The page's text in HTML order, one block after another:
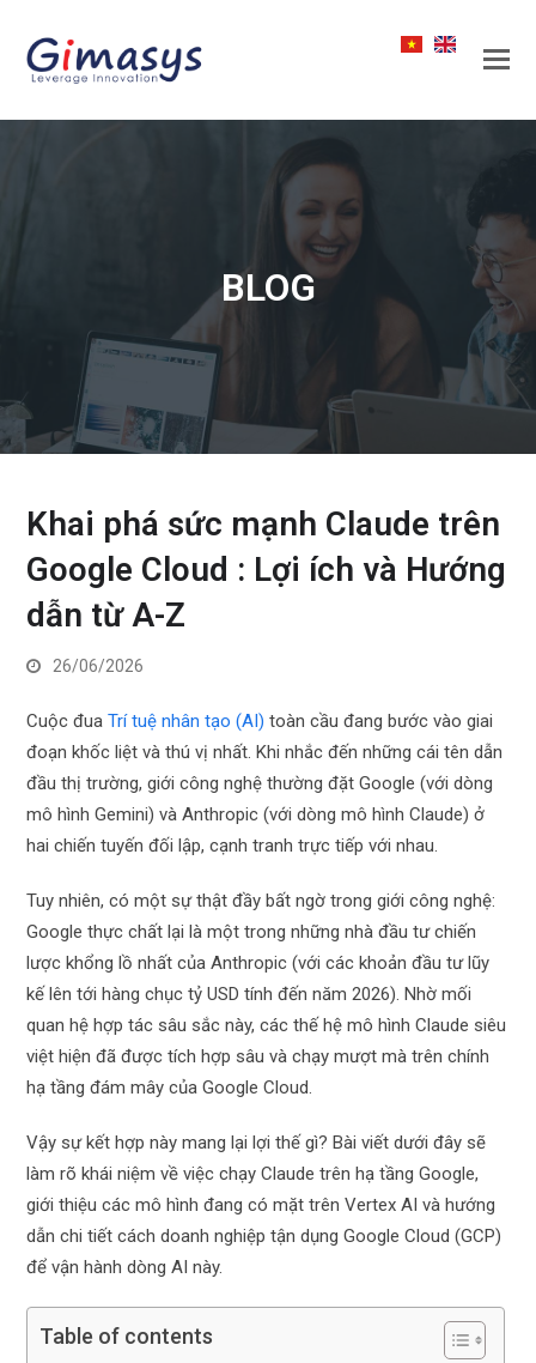
BLOG
Khai phá sức mạnh Claude trên
Google Cloud : Lợi ích và Hướng
dẫn từ A-Z
26/06/2026
Cuộc đuaTrí tuệ nhân tạo (AI) toàn cầu đang bước vào giai
đoạn khốc liệt và thú vị nhất. Khi nhắc đến những cái tên dẫn
đầu thị trường, giới công nghệ thường đặt Google (với dòng
mô hình Gemini) và Anthropic (với dòng mô hình Claude) ở
hai chiến tuyến đối lập, cạnh tranh trực tiếp với nhau.
Tuy nhiên, có một sự thật đầy bất ngờ trong giới công nghệ:
Google thực chất lại là một trong những nhà đầu tư chiến
lược khổng lồ nhất của Anthropic (với các khoản đầu tư lũy
kế lên tới hàng chục tỷ USD tính đến năm 2026). Nhờ mối
quan hệ hợp tác sâu sắc này, các thế hệ mô hình Claude siêu
việt hiện đã được tích hợp sâu và chạy mượt mà trên chính
hạ tầng đám mây của Google Cloud.
Vậy sự kết hợp này mang lại lợi thế gì? Bài viết dưới đây sẽ
làm rõ khái niệm về việc chạy Claude trên hạ tầng Google,
giới thiệu các mô hình đang có mặt trên Vertex AI và hướng
dẫn chi tiết cách doanh nghiệp tận dụng Google Cloud (GCP)
để vận hành dòng AI này.
Table of contents